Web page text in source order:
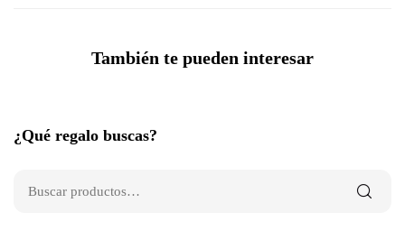
También te pueden interesar
¿Qué regalo buscas?